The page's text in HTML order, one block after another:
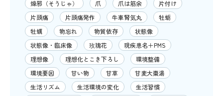
燥邪（そうじゃ）
爪 爪は筋余
片付け
片頭痛
片頭痛発作 牛車腎気丸
牡蛎
牡蠣
物忘れ 物質依存
状態像
状態像・臨床像
玫瑰花
現疾患名＋PMS
理想像
理想化とこき下ろし
環境整備
環境要因
甘い物 甘草
甘麦大棗湯
生活リズム
生活環境の変化
生活習慣